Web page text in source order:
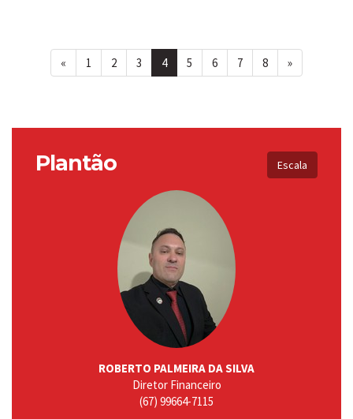
« 1 2 3 4 5 6 7 8 »
Plantão Escala
ROBERTO PALMEIRA DA SILVA
Diretor Financeiro
(67) 99664-7115